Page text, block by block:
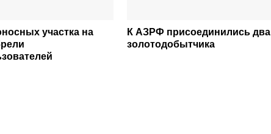
участка на
К АЗРФ присоединились два
золотодобытчика